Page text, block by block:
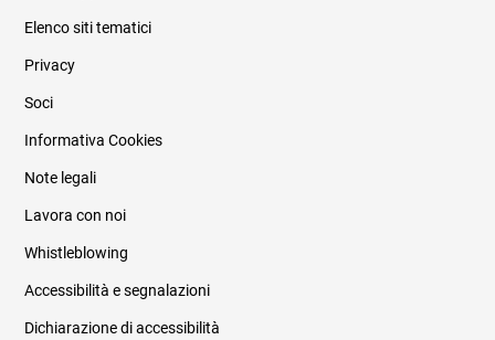
Elenco siti tematici
Privacy
Soci
Informativa Cookies
Note legali
Lavora con noi
Whistleblowing
Accessibilità e segnalazioni
Dichiarazione di accessibilità